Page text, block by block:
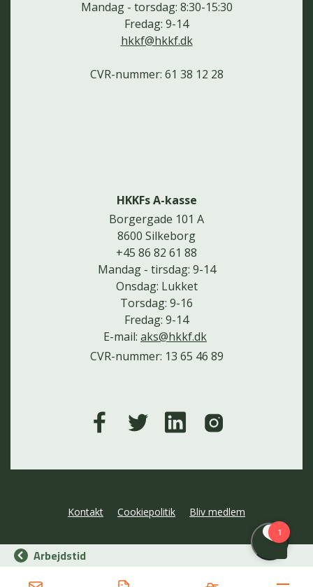
Mandag - torsdag: 8:30-15:30
Fredag: 9-14
hkkf@hkkf.dk
CVR-nummer: 61 38 12 28
HKKFs A-kasse
Borgergade 101 A
8600 Silkeborg
+45 86 82 61 88
Mandag - tirsdag: 9-14
Onsdag: Lukket
Torsdag: 9-16
Fredag: 9-14
E-mail: aks@hkkf.dk
CVR-nummer: 13 65 46 89
Kontakt Cookiepolitik Bliv medlem
Arbejdstid